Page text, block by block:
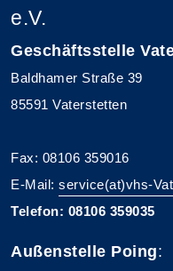
e.V.
Geschäftsstelle
Baldhamer Straße 39
85591 Vaterstetten
Fax: 08106 359016
E-Mail: service(at)vhs-
Telefon: 08106 359035
Außenstelle Poing: